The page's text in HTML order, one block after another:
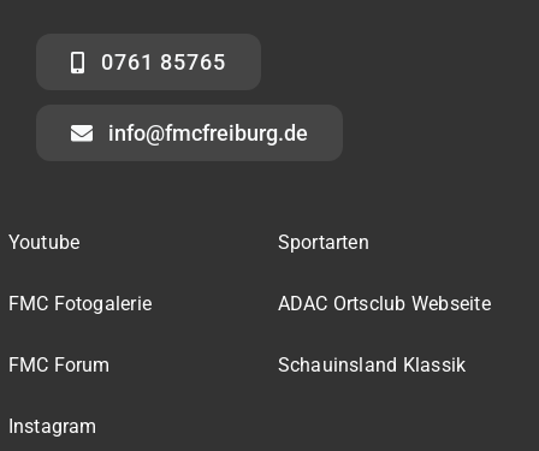
0761 85765
info@fmcfreiburg.de
Youtube
FMC Fotogalerie
FMC Forum
Instagram
Sportarten
ADAC Ortsclub Webseite
Schauinsland Klassik